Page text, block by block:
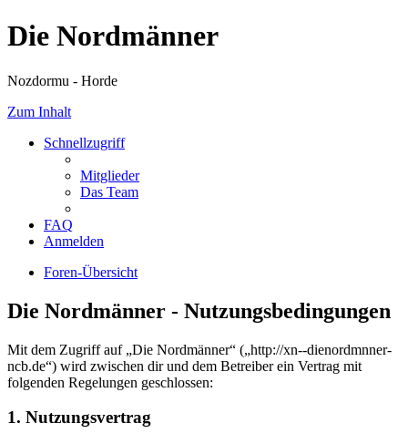
Die Nordmänner
Nozdormu - Horde
Zum Inhalt
Schnellzugriff
Mitglieder
Das Team
FAQ
Anmelden
Foren-Übersicht
Die Nordmänner - Nutzungsbedingungen
Mit dem Zugriff auf „Die Nordmänner“ („http://xn--dienordmnner-
ncb.de“) wird zwischen dir und dem Betreiber ein Vertrag mit
folgenden Regelungen geschlossen:
1. Nutzungsvertrag